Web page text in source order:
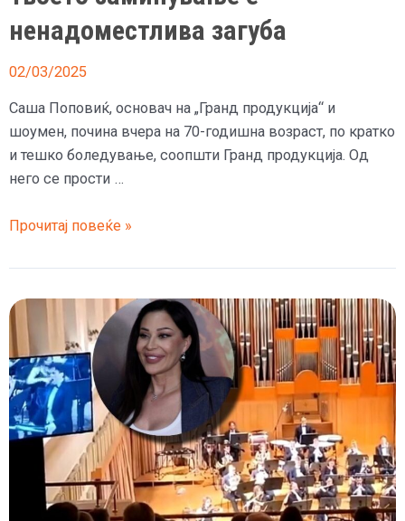
ненадоместлива загуба
02/03/2025
Саша Поповиќ, основач на „Гранд продукција“ и
шоумен, почина вчера на 70-годишна возраст, по кратко
и тешко боледување, соопшти Гранд продукција. Од
него се прости …
Цеца
прости
од
Саша
Поповиќ
по
неговата
смрт:
Твоето
заминување
ненадоместлива
Прочитај повеќе »